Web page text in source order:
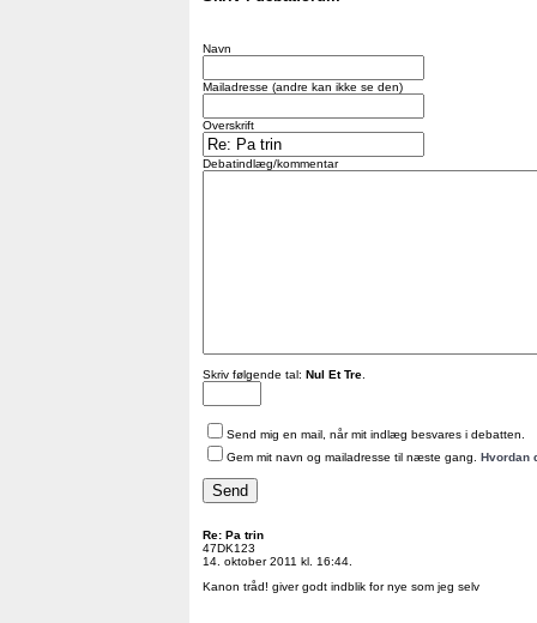
Navn
Mailadresse (andre kan ikke se den)
Overskrift
Debatindlæg/kommentar
Skriv følgende tal: Nul Et Tre
Send mig en mail, når mit indlæg besvares i debatten.
Gem mit navn og mailadresse til næste gang. Hvordan
Re: Pa trin
47DK123
14. oktober 2011 kl. 16:44.
Kanon tråd! giver godt indblik for nye som jeg selv